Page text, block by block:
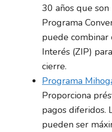
30 años que
Programa
puede combinar
Interés (ZIP)
cierre.
Programa
Proporciona
pagos diferidos.
pueden ser